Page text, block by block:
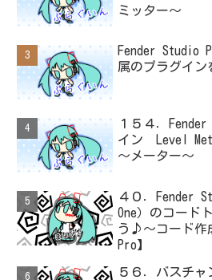
ミッター～
Fender Studio
属のプラグイ
１５４．
イン Level
～メーター～
４０．Fender
One）のコード
う♪～コード作
Pro】
５６．バスチャ